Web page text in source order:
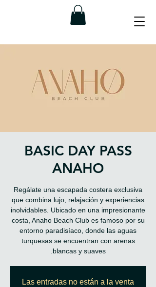
BASIC DAY PASS
ANAHO
Regálate una escapada costera exclusiva
que combina lujo, relajación y experiencias
inolvidables. Ubicado en una impresionante
costa, Anaho Beach Club es famoso por su
entorno paradisíaco, donde las aguas
turquesas se encuentran con arenas
blancas y suaves.
Las entradas no están a la venta